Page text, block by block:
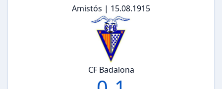
Amistós | 15.08.1915
CF Badalona